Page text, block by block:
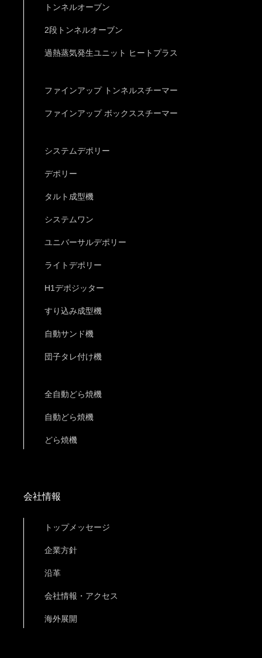
トンネルオーブン
2段トンネルオーブン
過熱蒸気発生ユニット ヒートプラス
ファインアップ トンネルスチーマー
ファインアップ ボックススチーマー
システムデポリー
デポリー
タルト成型機
システムワン
ユニバーサルデポリー
ライトデポリー
H1デポジッター
すり込み成型機
自動サンド機
団子タレ付け機
全自動どら焼機
自動どら焼機
どら焼機
会社情報
トップメッセージ
企業方針
沿革
会社情報・アクセス
海外展開